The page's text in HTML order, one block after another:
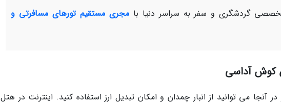
گردشگری و سفر به سراسر دنیا بامجری مستقیم تورهای مسافرتی و
کوش آداسی
نماید و در آنجا می توانید از انبار چمدان و امکان تبدیل ارز استفاده کنید. اینترنت در هتل